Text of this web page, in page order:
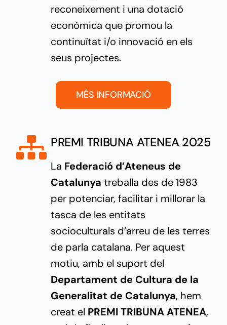
reconeixement i una dotació
econòmica que promou la
continuïtat i/o innovació en els
seus projectes.
MÉS INFORMACIÓ
PREMI TRIBUNA ATENEA 2025
La Federació d’Ateneus de
Catalunya treballa des de 1983
per potenciar, facilitar i millorar la
tasca de les entitats
socioculturals d’arreu de les terres
de parla catalana. Per aquest
motiu, amb el suport del
Departament de Cultura de la
Generalitat de Catalunya, hem
creat el PREMI TRIBUNA ATENEA,